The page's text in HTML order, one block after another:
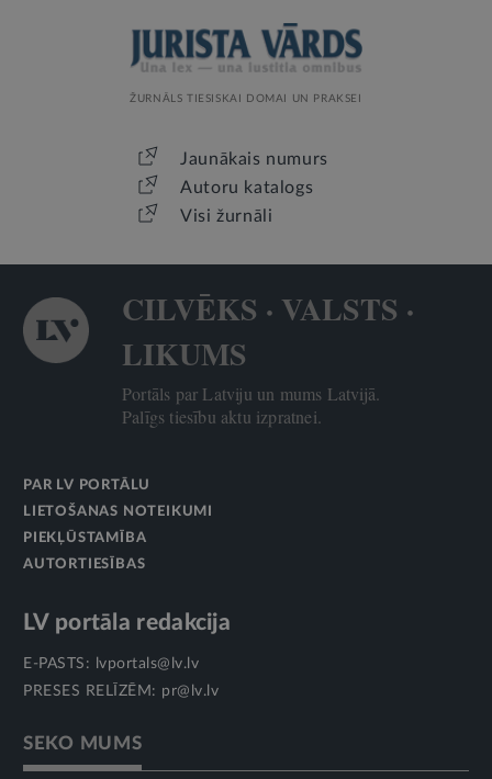
ŽURNĀLS TIESISKAI DOMAI UN PRAKSEI
Jaunākais numurs
Autoru katalogs
Visi žurnāli
CILVĒKS · VALSTS ·
LIKUMS
Portāls par Latviju un mums Latvijā.
Palīgs tiesību aktu izpratnei.
PAR LV PORTĀLU
LIETOŠANAS NOTEIKUMI
PIEKĻŪSTAMĪBA
AUTORTIESĪBAS
LV portāla redakcija
E-PASTS:
lvportals@lv.lv
PRESES RELĪZĒM: pr@lv.lv
SEKO MUMS